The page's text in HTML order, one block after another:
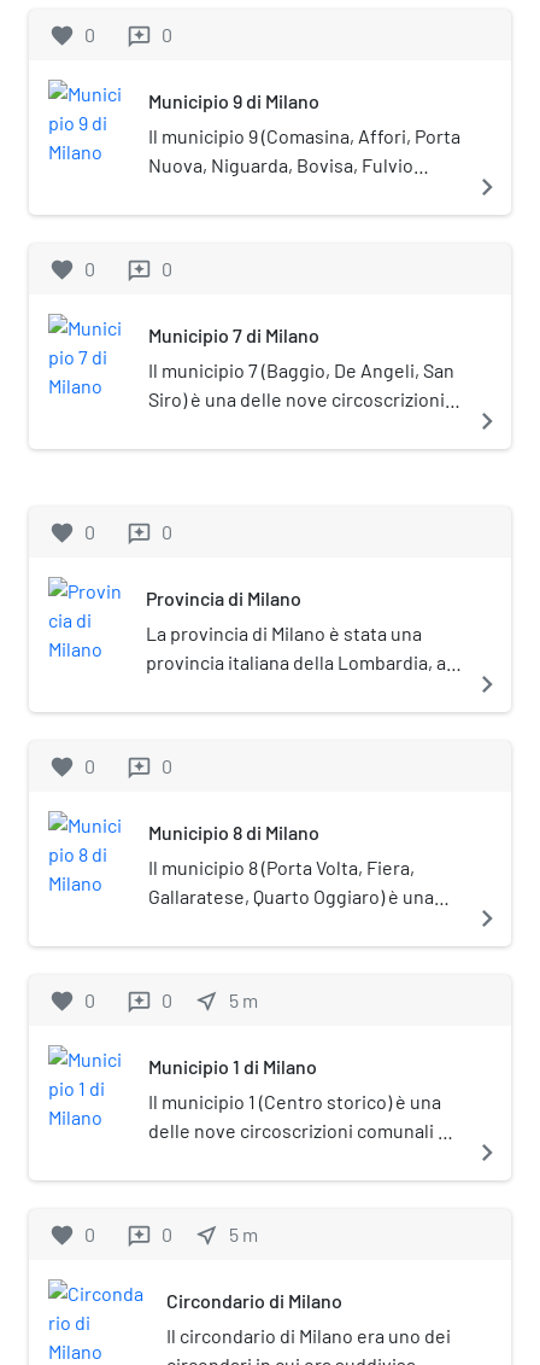
Consiglio si trova in via Oglio, 18.
favorite 0 reviews 0
Municipio 9 di Milano
Il municipio 9 (Comasina, Affori, Porta
Nuova, Niguarda, Bovisa, Fulvio
comunali di Milano. La sede del
Guerzoni, 38.
navigate_next
favorite 0 reviews 0
Municipio 7 di Milano
Il municipio 7 (Baggio, De Angeli, San
Siro) è una delle nove circoscrizioni
Consiglio si trova in via Anselmo da
navigate_next
favorite 0 reviews 0
Provincia di Milano
La provincia di Milano è stata una
provincia italiana della Lombardia, a
metropolitana di Milano succedendo
navigate_next
favorite 0 reviews 0
Municipio 8 di Milano
Il municipio 8 (Porta Volta, Fiera,
Gallaratese, Quarto Oggiaro) è una
Milano. La sede del Consiglio si trova
estende dal centro cittadino verso
navigate_next
favorite 0 reviews 0 near_me 5 m
Municipio 1 di Milano
Il municipio 1 (Centro storico) è una
delle nove circoscrizioni comunali di
in via Guglielmo Marconi, 2.
navigate_next
favorite 0 reviews 0 near_me 5 m
Circondario di Milano
Il circondario di Milano era uno dei